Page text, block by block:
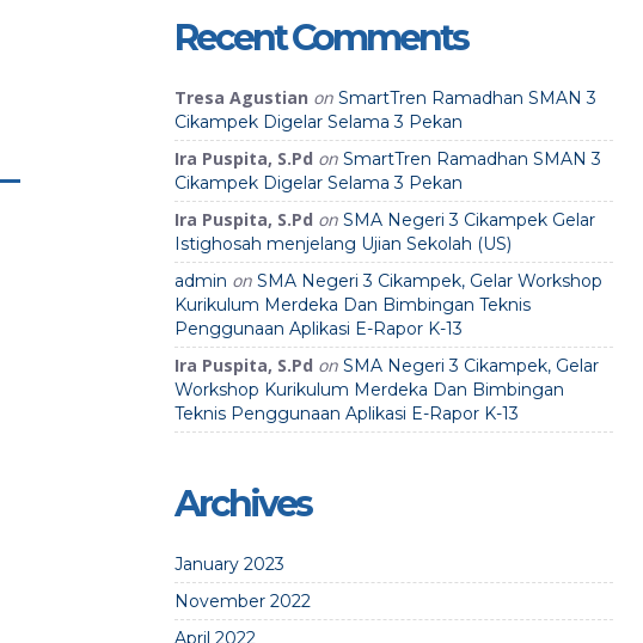
Recent Comments
Tresa Agustian on SmartTren Ramadhan SMAN 3
Cikampek Digelar Selama 3 Pekan
Ira Puspita, S.Pd on SmartTren Ramadhan SMAN 3
Cikampek Digelar Selama 3 Pekan
Ira Puspita, S.Pd on SMA Negeri 3 Cikampek Gelar
Istighosah menjelang Ujian Sekolah (US)
admin on SMA Negeri 3 Cikampek, Gelar Workshop
Kurikulum Merdeka Dan Bimbingan Teknis
Penggunaan Aplikasi E-Rapor K-13
Ira Puspita, S.Pd on SMA Negeri 3 Cikampek, Gelar
Workshop Kurikulum Merdeka Dan Bimbingan
Teknis Penggunaan Aplikasi E-Rapor K-13
Archives
January 2023
November 2022
April 2022